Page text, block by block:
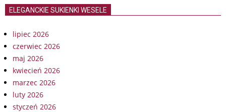
ELEGANCKIE SUKIENKI WESELE
lipiec 2026
czerwiec 2026
maj 2026
kwiecień 2026
marzec 2026
luty 2026
styczeń 2026